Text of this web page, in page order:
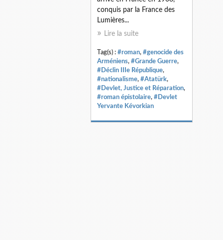
conquis par la France des
Lumières...
Lire la suite
Tag(s) : #roman, #genocide des
Arméniens, #Grande Guerre,
#Déclin IIIe République,
#nationalisme, #Atatürk,
#Devlet, Justice et Réparation,
#roman épistolaire, #Devlet
Yervante Kévorkian